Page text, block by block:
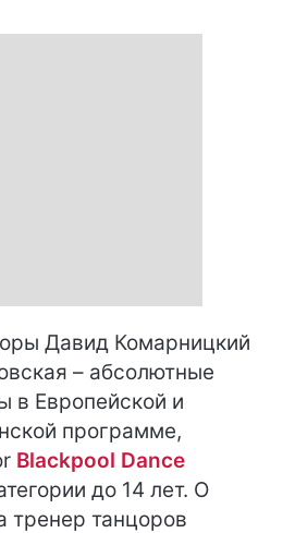
Давид Комарницкий
– абсолютные
в Европейской и
программе,
Blackpool Dance
до 14 лет. О
тренер танцоров